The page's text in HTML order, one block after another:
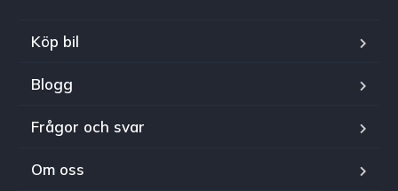
Köp bil
Blogg
Frågor och svar
Om oss